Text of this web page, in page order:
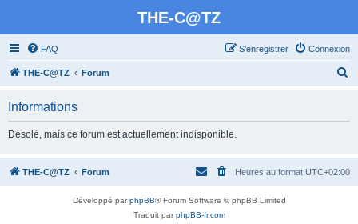
THE-C@TZ
FAQ Connexion
S’enregistrer
THE-C@TZ Forum
r
c
Informations
Désolé, mais ce forum est actuellement indisponible.
THE-C@TZ Forum Heures au format UTC+02:00
Développé parphpBB® Forum Software © phpBB Limited
Traduit parphpBB-fr.com